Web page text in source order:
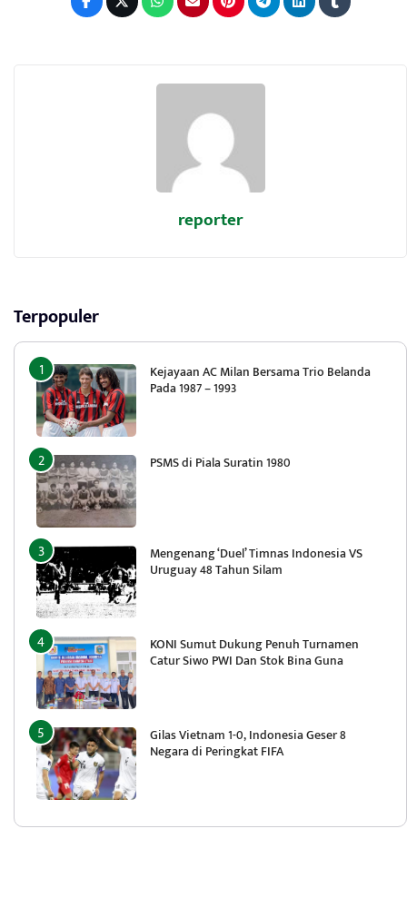
reporter
Terpopuler
Kejayaan AC Milan Bersama Trio Belanda
Pada 1987 – 1993
PSMS di Piala Suratin 1980
Mengenang ‘Duel’ Timnas Indonesia VS
Uruguay 48 Tahun Silam
KONI Sumut Dukung Penuh Turnamen
Catur Siwo PWI Dan Stok Bina Guna
Gilas Vietnam 1-0, Indonesia Geser 8
Negara di Peringkat FIFA